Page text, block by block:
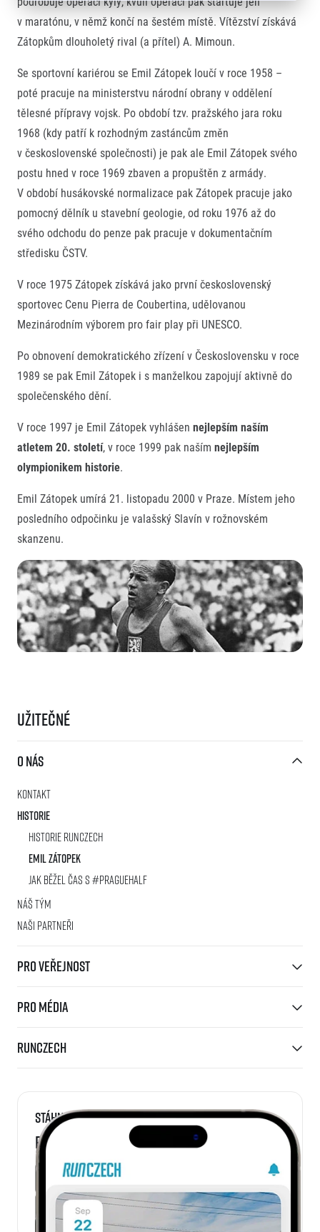
v maratónu, v němž končí na šestém místě. Vítězství získává
Zátopkům dlouholetý rival (a přítel) A. Mimoun.
Se sportovní kariérou se Emil Zátopek loučí v roce 1958 –
poté pracuje na ministerstvu národní obrany v oddělení
tělesné přípravy vojsk. Po období tzv. pražského jara roku
1968 (kdy patří k rozhodným zastáncům změn
v československé společnosti) je pak ale Emil Zátopek svého
postu hned v roce 1969 zbaven a propuštěn z armády.
V období husákovské normalizace pak Zátopek pracuje jako
pomocný dělník u stavební geologie, od roku 1976 až do
svého odchodu do penze pak pracuje v dokumentačním
středisku ČSTV.
V roce 1975 Zátopek získává jako první československý
sportovec Cenu Pierra de Coubertina, udělovanou
Mezinárodním výborem pro fair play při UNESCO.
Po obnovení demokratického zřízení v Československu v roce
1989 se pak Emil Zátopek i s manželkou zapojují aktivně do
společenského dění.
V roce 1997 je Emil Zátopek vyhlášen nejlepším naším
atletem 20. století, v roce 1999 pak naším nejlepším
olympionikem historie.
Emil Zátopek umírá 21. listopadu 2000 v Praze. Místem jeho
posledního odpočinku je valašský Slavín v rožnovském
skanzenu.
Užitečné
O nás
Kontakt
Historie
Historie RunCzech
Emil Zátopek
Jak běžel čas s #PragueHalf
Náš tým
Naši partneři
Pro veřejnost
Pro média
RunCzech
Stáhni si
RunCzech aplikaci